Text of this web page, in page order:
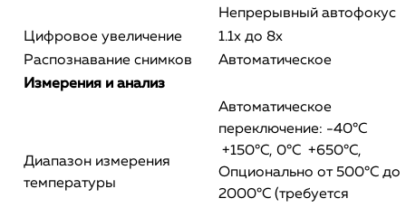
Непрерывный автофокус
Цифровое увеличение
1.1x до 8x
Распознавание снимков
Автоматическое
Измерения и анализ
Диапазон измерения
температуры
Автоматическое
переключение: -40°C
+150°C, 0°C +650°C,
Опционально от 500°C до
2000°C (требуется